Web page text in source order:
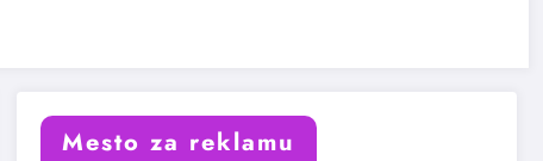
Mesto za reklamu